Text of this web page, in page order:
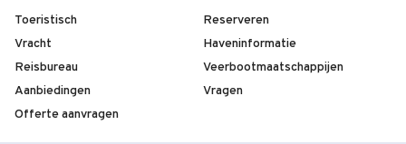
Toeristisch
Vracht
Reisbureau
Aanbiedingen
Offerte aanvragen
Reserveren
Haveninformatie
Veerbootmaatschappijen
Vragen